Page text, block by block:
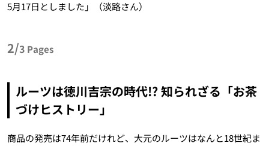
5月17日としました」（淡路さん）
2/3 Pages
ルーツは徳川吉宗の時代!? 知られざる「お茶
づけヒストリー」
商品の発売は74年前だけれど、大元のルーツはなんと18世紀ま